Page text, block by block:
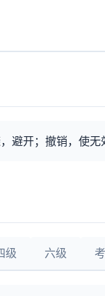
避开；撤销，使无
级 六级